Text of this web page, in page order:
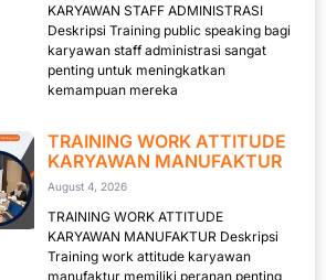
KARYAWAN STAFF ADMINISTRASI
Deskripsi Training public speaking bagi
karyawan staff administrasi sangat
penting untuk meningkatkan
kemampuan mereka
TRAINING WORK ATTITUDE
KARYAWAN MANUFAKTUR
August 4, 2026
TRAINING WORK ATTITUDE
KARYAWAN MANUFAKTUR Deskripsi
Training work attitude karyawan
manufaktur memiliki peranan penting